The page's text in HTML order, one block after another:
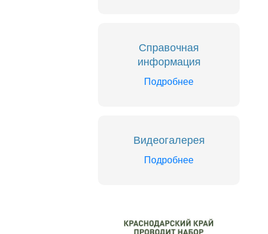
Справочная
информация
Подробнее
Видеогалерея
Подробнее